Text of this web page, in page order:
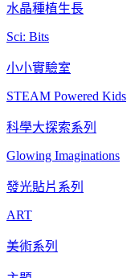
水晶種植生長
Sci: Bits
小小實驗室
STEAM Powered Kids
科學大探索系列
Glowing Imaginations
發光貼片系列
ART
美術系列